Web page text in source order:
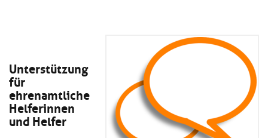
Unterstützung
für
ehrenamtliche
Helferinnen
und Helfer